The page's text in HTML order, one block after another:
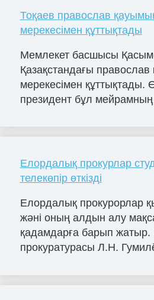
Тоқаев православ
мерекесімен құттықтады
Мемлекет басшысы
Қазақстандағы
мерекесімен құттықтады.
президент бұл мейрамның
Елордалық прокурлар
телекөпір өткізді
Елордалық прокурорлар
жәні оның алдын алу
қадамдарға барып
прокуратурасы Л.Н.